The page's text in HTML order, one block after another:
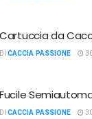
Cartuccia da
DI CACCIA PASSIONE
Fucile
DI CACCIA PASSIONE